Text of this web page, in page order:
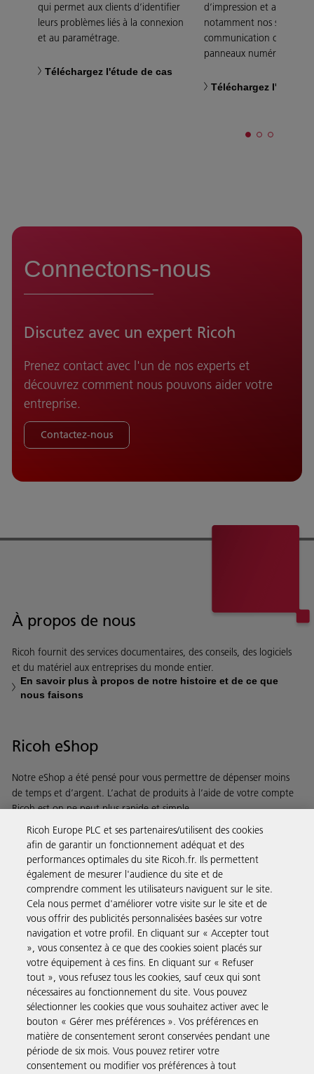
qui permet aux clients d’identifier
leurs problèmes liés à la connexion
et au paramétrage.
Téléchargez l'étude de cas
d’impression et
notamment nos
communication
panneaux numériques
Téléchargez l'étude
Connectons-nous
Discutez avec un expert Ricoh
Prenez contact avec l'un de nos experts et
découvrez comment nous pouvons aider votre
entreprise.
Contactez-nous
À propos de nous
Ricoh fournit des services documentaires, des conseils, des logiciels
et du matériel aux entreprises du monde entier.
En savoir plus à propos de notre histoire et de ce que
nous faisons
Ricoh eShop
Notre eShop a été pensé pour vous permettre de dépenser moins
de temps et d’argent. L’achat de produits à l’aide de votre compte
Ricoh est on ne peut plus rapide et simple.
En savoir plus
Solutions pour les entreprises
Produits et Services
Assistance & Contact
Ressources
Ricoh Europe PLC et ses partenaires/utilisent des cookies
afin de garantir un fonctionnement adéquat et des
performances optimales du site Ricoh.fr. Ils permettent
également de mesurer l'audience du site et de
comprendre comment les utilisateurs naviguent sur le site.
Cela nous permet d'améliorer votre visite sur le site et de
vous offrir des publicités personnalisées basées sur votre
navigation et votre profil. En cliquant sur « Accepter tout
», vous consentez à ce que des cookies soient placés sur
votre équipement à ces fins. En cliquant sur « Refuser
tout », vous refusez tous les cookies, sauf ceux qui sont
nécessaires au fonctionnement du site. Vous pouvez
sélectionner les cookies que vous souhaitez activer avec le
bouton « Gérer mes préférences ». Vos préférences en
matière de consentement seront conservées pendant une
période de six mois. Vous pouvez retirer votre
consentement ou modifier vos préférences à tout